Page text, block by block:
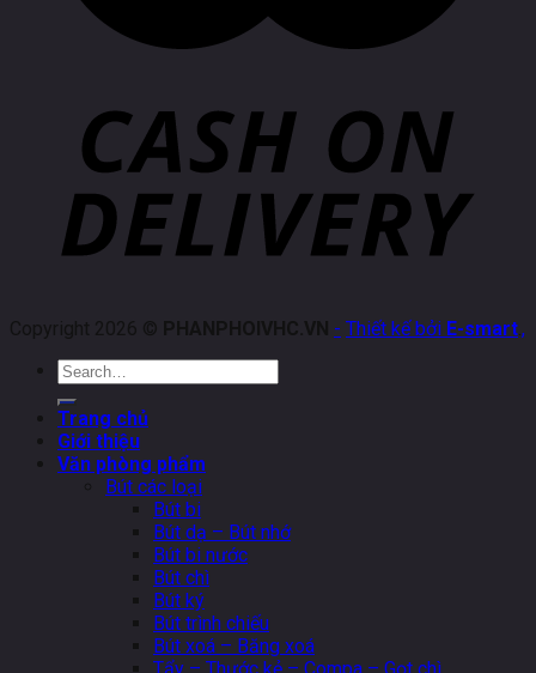
Copyright 2026 © PHANPHOIVHC.VN - Thiết kế bởi E-smart,
Search
Trang chủ
Giới thiệu
Văn phòng phẩm
Bút các loại
Bút bi
Bút dạ – Bút nhớ
Bút bi nước
Bút chì
Bút ký
Bút trình chiếu
Bút xoá – Băng xoá